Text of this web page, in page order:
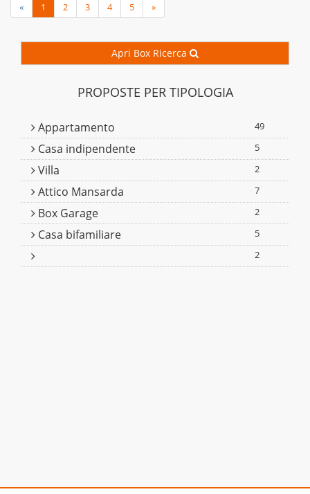
« 1 2 3 4 5 »
Apri Box Ricerca
PROPOSTE PER TIPOLOGIA
Appartamento 49
Casa indipendente 5
Villa 2
Attico Mansarda 7
Box Garage 2
Casa bifamiliare
5
2